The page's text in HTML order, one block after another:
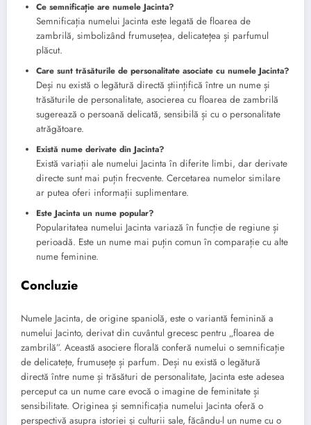
Ce semnificație are numele Jacinta?
Semnificația numelui Jacinta este legată de floarea de
zambrilă, simbolizând frumusețea, delicatețea și parfumul
plăcut.
Care sunt trăsăturile de personalitate asociate cu numele Jacinta?
Deși nu există o legătură directă științifică între un nume și
trăsăturile de personalitate, asocierea cu floarea de zambrilă
sugerează o persoană delicată, sensibilă și cu o personalitate
atrăgătoare.
Există nume derivate din Jacinta?
Există variații ale numelui Jacinta în diferite limbi, dar derivate
directe sunt mai puțin frecvente. Cercetarea numelor similare
ar putea oferi informații suplimentare.
Este Jacinta un nume popular?
Popularitatea numelui Jacinta variază în funcție de regiune și
perioadă. Este un nume mai puțin comun în comparație cu alte
nume feminine.
Concluzie
Numele Jacinta, de origine spaniolă, este o variantă feminină a
numelui Jacinto, derivat din cuvântul grecesc pentru „floarea de
zambrilă”. Această asociere florală conferă numelui o semnificație
de delicatețe, frumusețe și parfum. Deși nu există o legătură
directă între nume și trăsături de personalitate, Jacinta este adesea
perceput ca un nume care evocă o imagine de feminitate și
sensibilitate. Originea și semnificația numelui Jacinta oferă o
perspectivă asupra istoriei și culturii sale, făcându-l un nume cu o